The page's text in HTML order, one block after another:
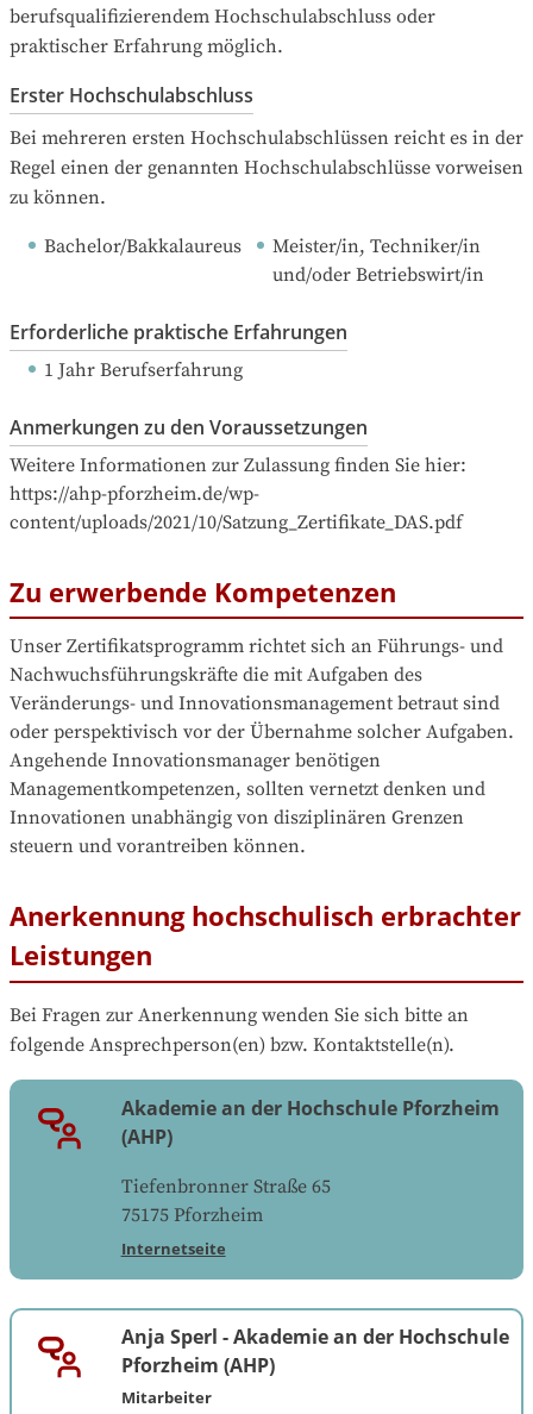
berufsqualifizierendem Hochschulabschluss oder
praktischer Erfahrung möglich.
Erster Hochschulabschluss
Bei mehreren ersten Hochschulabschlüssen reicht es in der
Regel einen der genannten Hochschulabschlüsse vorweisen
zu können.
Bachelor/Bakkalaureus
Meister/in, Techniker/in
und/oder Betriebswirt/in
Erforderliche praktische Erfahrungen
1 Jahr Berufserfahrung
Anmerkungen zu den Voraussetzungen
Weitere Informationen zur Zulassung finden Sie hier:
https://ahp-pforzheim.de/wp-
content/uploads/2021/10/Satzung_Zertifikate_DAS.pdf
Zu erwerbende Kompetenzen
Unser Zertifikatsprogramm richtet sich an Führungs- und
Nachwuchsführungskräfte die mit Aufgaben des
Veränderungs- und Innovationsmanagement betraut sind
oder perspektivisch vor der Übernahme solcher Aufgaben.
Angehende Innovationsmanager benötigen
Managementkompetenzen, sollten vernetzt denken und
Innovationen unabhängig von disziplinären Grenzen
steuern und vorantreiben können.
Anerkennung hochschulisch erbrachter
Leistungen
Bei Fragen zur Anerkennung wenden Sie sich bitte an
folgende Ansprechperson(en) bzw. Kontaktstelle(n).
Akademie an der Hochschule Pforzheim
(AHP)
Tiefenbronner Straße 65
75175 Pforzheim
Internetseite
Anja Sperl -Akademie an der Hochschule
Pforzheim (AHP)
Mitarbeiter